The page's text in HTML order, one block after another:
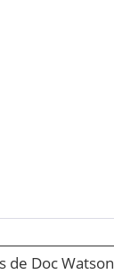
de Doc Watson